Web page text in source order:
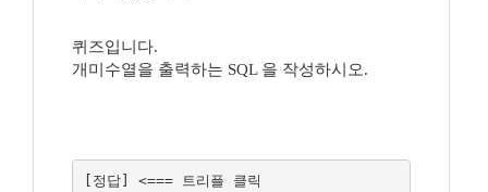
퀴즈입니다.
개미수열을 출력하는 SQL 을 작성하시오.